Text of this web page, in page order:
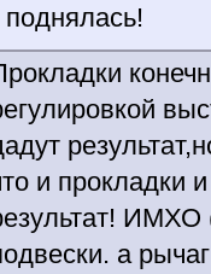
поднялась!
и прокладки
ИМХО
а